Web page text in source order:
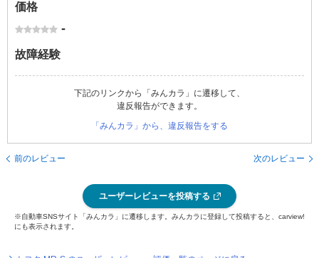
価格
-
故障経験
下記のリンクから「みんカラ」に遷移して、
違反報告ができます。
「みんカラ」から、違反報告をする
前のレビュー 次のレビュー
ユーザーレビューを投稿する
※自動車SNSサイト「みんカラ」に遷移します。みんカラに登録して投稿すると、carview!
にも表示されます。